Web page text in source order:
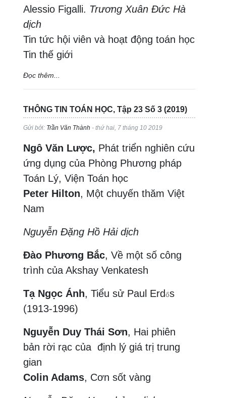
Alessio Figalli. Trương Xuân Đức Hà
dịch
Tin tức hội viên và hoạt động toán học
Tin thế giới
Đọc thêm...
THÔNG TIN TOÁN HỌC, Tập 23 Số 3 (2019)
Gửi bởi: Trần Văn Thành - thứ hai, 7 tháng 10 2019
Ngô Văn Lược, Phát triển nghiên cứu
ứng dụng của Phòng Phương pháp
Toán Lý, Viện Toán học
Peter Hilton, Một chuyến thăm Việt
Nam
Nguyễn Đặng Hồ Hải dịch
Đào Phương Bắc, Về một số công
trình của Akshay Venkatesh
Tạ Ngọc Ánh, Tiểu sử Paul Erdős
(1913-1996)
Nguyễn Duy Thái Sơn, Hai phiên
bản rời rạc của định lý giá trị trung
gian
Colin Adams, Cơn sốt vàng